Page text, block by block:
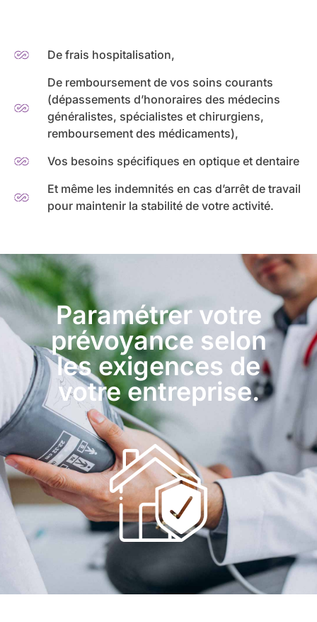
De frais hospitalisation,
De remboursement de vos soins courants
(dépassements d’honoraires des médecins
généralistes, spécialistes et chirurgiens,
remboursement des médicaments),
Vos besoins spécifiques en optique et dentaire
Et même les indemnités en cas d’arrêt de travail
pour maintenir la stabilité de votre activité.
Paramétrer votre
prévoyance selon
les exigences de
votre entreprise.